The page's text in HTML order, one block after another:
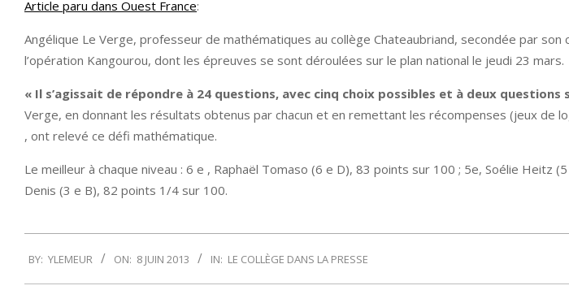
Article paru dans Ouest France:
Angélique Le Verge, professeur de mathématiques au collège Chateaubriand, secondée par
l’opération Kangourou, dont les épreuves se sont déroulées sur le plan national le jeudi 23 mars.
« Il s’agissait de répondre à 24 questions, avec cinq choix possibles et à deux
Verge, en donnant les résultats obtenus par chacun et en remettant les récompenses (jeux de
, ont relevé ce défi mathématique.
Le meilleur à chaque niveau : 6 e , Raphaël Tomaso (6 e D), 83 points sur 100 ; 5e, Soélie Heitz
Denis (3 e B), 82 points 1/4 sur 100.
06-
08
BY: YLEMEUR ON: 8 JUIN 2013 IN: LE COLLÈGE DANS LA PRESSE